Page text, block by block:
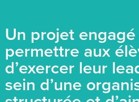
Un projet engagé
permettre aux
d’exercer leur
sein d’une